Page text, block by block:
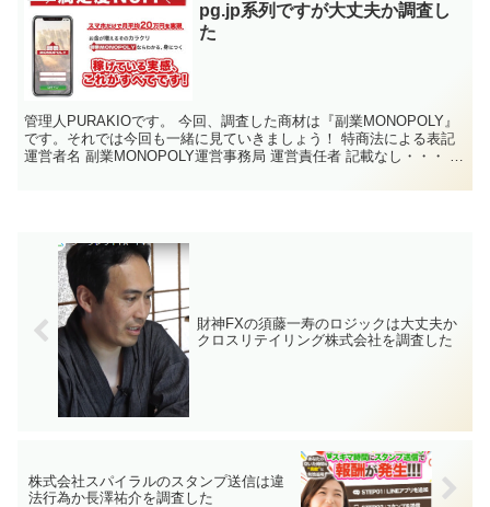
pg.jp系列ですが大丈夫か調査し
た
管理人PURAKIOです。 今回、調査した商材は『副業MONOPOLY』
です。それでは今回も一緒に見ていきましょう！ 特商法による表記
運営者名 副業MONOPOLY運営事務局 運営責任者 記載なし・・・ 所
財神FXの須藤一寿のロジックは大丈夫か
クロスリテイリング株式会社を調査した
株式会社スパイラルのスタンプ送信は違
法行為か長澤祐介を調査した